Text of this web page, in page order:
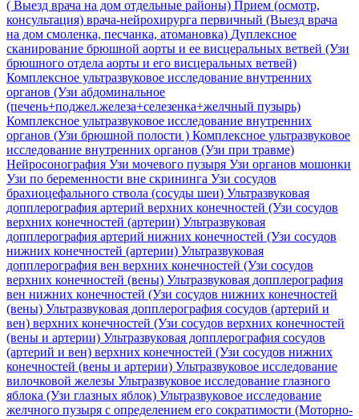
( Выезд врача на дом отдельные районы) Прием (осмотр,
консультация) врача-нейрохирурга первичный (Выезд врача
на дом смоленка, песчанка, атомановка) Дуплексное
сканирование брюшной аорты и ее висцеральных ветвей (Узи
брюшного отдела аорты и его висцеральных ветвей)
Комплексное ультразвуковое исследование внутренних
органов (Узи абдоминальное
(печень+поджел.железа+селезенка+желчный пузырь)
Комплексное ультразвуковое исследование внутренних
органов (Узи брюшной полости ) Комплексное ультразвуковое
исследование внутренних органов (Узи при травме)
Нейросонография Узи мочевого пузыря Узи органов мошонки
Узи по беременности вне скрининга Узи сосудов
брахиоцефального ствола (сосуды шеи) Ультразвуковая
допплерография артерий верхних конечностей (Узи сосудов
верхних конечностей (артерии) Ультразвуковая
допплерография артерий нижних конечностей (Узи сосудов
нижних конечностей (артерии) Ультразвуковая
допплерография вен верхних конечностей (Узи сосудов
верхних конечностей (вены) Ультразвуковая допплерография
вен нижних конечностей (Узи сосудов нижних конечностей
(вены) Ультразвуковая допплерография сосудов (артерий и
вен) верхних конечностей (Узи сосудов верхних конечностей
(вены и артерии) Ультразвуковая допплерография сосудов
(артерий и вен) верхних конечностей (Узи сосудов нижних
конечностей (вены и артерии) Ультразвуковое исследование
вилочковой железы Ультразвуковое исследование глазного
яблока (Узи глазных яблок) Ультразвуковое исследование
желчного пузыря с определением его сократимости (Моторно-